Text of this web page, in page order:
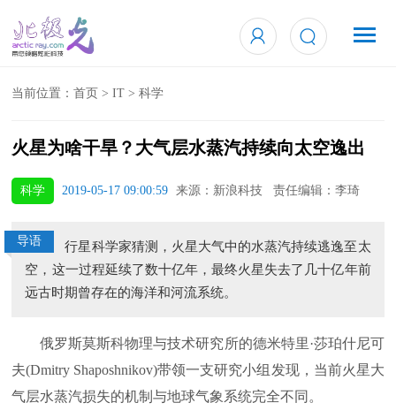
当前位置：首页 >IT >科学
火星为啥干旱？大气层水蒸汽持续向太空逸出
科学 2019-05-17 09:00:59 来源：新浪科技 责任编辑：李琦
导语
行星科学家猜测，火星大气中的水蒸汽持续逃逸至太
空，这一过程延续了数十亿年，最终火星失去了几十亿年前
远古时期曾存在的海洋和河流系统。
俄罗斯莫斯科物理与技术研究所的德米特里·莎珀什尼可
夫(Dmitry Shaposhnikov)带领一支研究小组发现，当前火星大
气层水蒸汽损失的机制与地球气象系统完全不同。